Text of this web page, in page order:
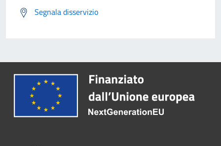
Segnala disservizio